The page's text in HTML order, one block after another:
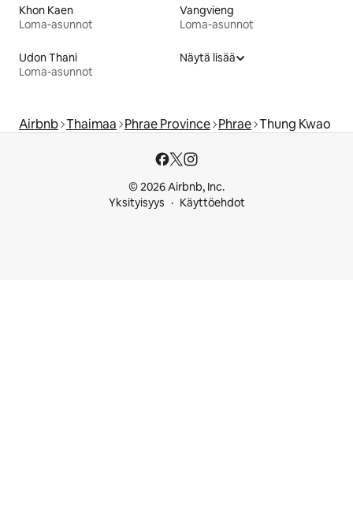
Khon Kaen
Loma-asunnot
Vangvieng
Loma-asunnot
Udon Thani
Loma-asunnot
Näytä lisää
Airbnb Thaimaa Phrae Province Phrae Thung Kwao
© 2026 Airbnb, Inc.
Yksityisyys
Käyttöehdot